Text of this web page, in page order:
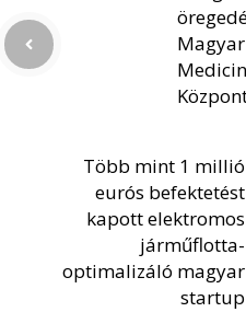
Több mint 1 millió
eurós befektetést
kapott elektromos
járműflotta-
optimalizáló magyar
startup